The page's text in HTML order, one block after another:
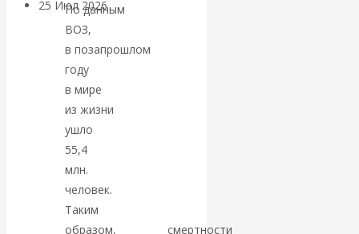
25 Июл 2026Геополитика
Валентин
КАтасонов.
Может ли
Америка
покинуть НАТО?
По данным
ВОЗ,
в позапрошлом
году
в мире
из жизни
ушло
55,4
млн.
человек.
Таким
образом,
смертности